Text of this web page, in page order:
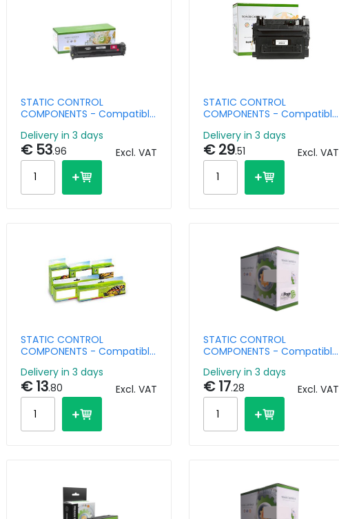
STATIC CONTROL
COMPONENTS - Compatible
CE273A/CE343A/CE743A
Magenta 7.5k Pages -
Remanufactured
Delivery in 3 days
€ 53.96 Excl. VAT
STATIC CONTROL
COMPONENTS - Compatible
Black 10.5k Pages
Delivery in 3 days
€ 29.51 Excl. VAT
STATIC CONTROL
COMPONENTS - Compatible
300XL Black 600 Pages -
Remanufactured
Delivery in 3 days
€ 13.80 Excl. VAT
STATIC CONTROL
COMPONENTS - Compatible
Black 1.1k Pages
Delivery in 3 days
€ 17.28 Excl. VAT